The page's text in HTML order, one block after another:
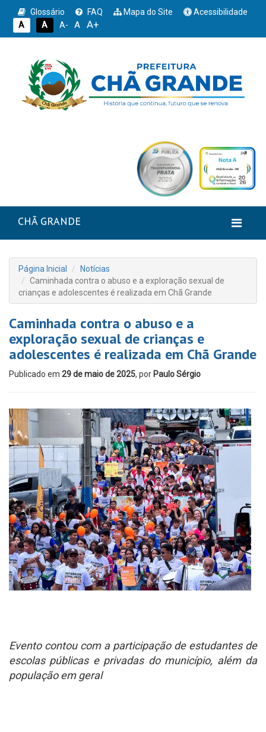
Glossário FAQ Mapa do Site
Acessibilidade
A
A A- A A+
CHÃ GRANDE
Página Inicial
Notícias
Caminhada contra o abuso e a exploração sexual de
crianças e adolescentes é realizada em Chã Grande
Caminhada contra o abuso e a
exploração sexual de crianças e
adolescentes é realizada em Chã Grande
Publicado em 29 de maio de 2025, por Paulo Sérgio
Evento contou com a participação de estudantes de
escolas públicas e privadas do município, além da
população em geral